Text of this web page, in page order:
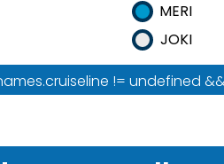
MERI
JOKI
:'Risteilyalue']]!= undefined